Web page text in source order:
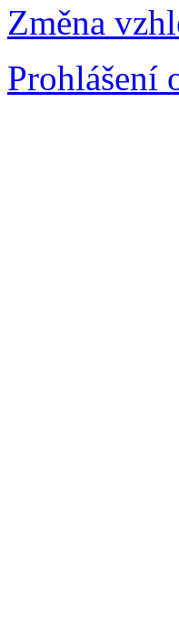
Změna
Prohlášení